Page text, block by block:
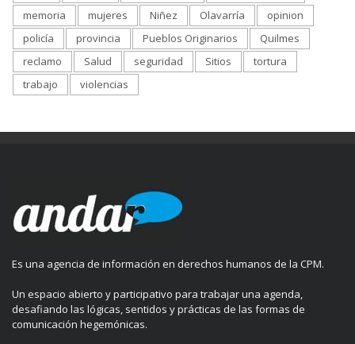
memoria
mujeres Niñez Olavarría
opinion
policía
provincia Pueblos Originarios
Quilmes
reclamo
Salud seguridad Sitios
tortura
trabajo
violencias
Es una agencia de información en derechos humanos de la CPM.
Un espacio abierto y participativo para trabajar una agenda,
desafiando las lógicas, sentidos y prácticas de las formas de
comunicación hegemónicas.